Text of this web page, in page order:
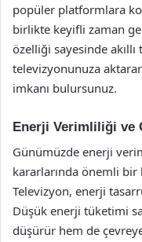
popüler platformlara
birlikte keyifli zaman
özelliği sayesinde
televizyonunuza
imkanı bulursunuz.
Enerji Verimliliği ve
Günümüzde enerji
kararlarında önemli
Televizyon, enerji
Düşük enerji tüketimi
düşürür hem de